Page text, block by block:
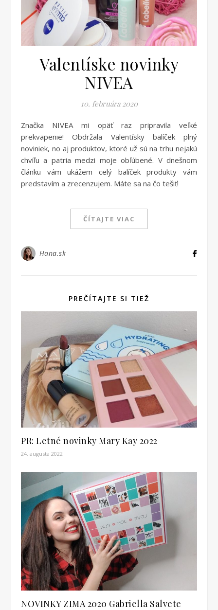
Valentíske novinky
NIVEA
10. februára 2020
Značka NIVEA mi opäť raz pripravila veľké
prekvapenie! Obdržala Valentísky balíček plný
noviniek, no aj produktov, ktoré už sú na trhu nejakú
chvíľu a patria medzi moje obľúbené. V dnešnom
článku vám ukážem celý balíček produkty vám
predstavím a zrecenzujem. Máte sa na čo tešiť!
ČÍTAJTE VIAC
Hana.sk
PREČÍTAJTE SI TIEŽ
PR: Letné novinky Mary Kay 2022
24. augusta 2022
NOVINKY ZIMA 2020 Gabriella Salvete